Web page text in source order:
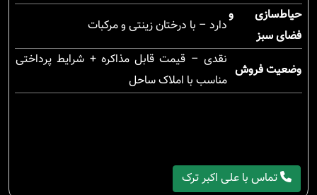
حیاط‌سازی و
فضای سبز
دارد – با درختان زینتی و مرکبات
وضعیت فروش
نقدی – قیمت قابل مذاکره + شرایط پرداختی
مناسب با املاک ساحل
تماس با علی اکبر ترک